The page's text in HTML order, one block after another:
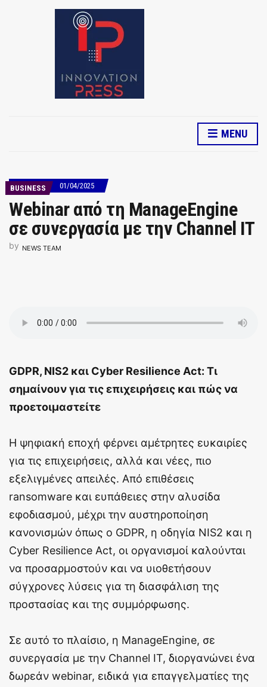
MENU
BUSINESS 01/04/2025
Webinar από τη ManageEngine
σε συνεργασία με την Channel IT
by NEWS TEAM
GDPR, NIS2 και Cyber Resilience Act: Τι
σημαίνουν για τις επιχειρήσεις και πώς να
προετοιμαστείτε
Η ψηφιακή εποχή φέρνει αμέτρητες ευκαιρίες
για τις επιχειρήσεις, αλλά και νέες, πιο
εξελιγμένες απειλές. Από επιθέσεις
ransomware και ευπάθειες στην αλυσίδα
εφοδιασμού, μέχρι την αυστηροποίηση
κανονισμών όπως ο GDPR, η οδηγία NIS2 και η
Cyber Resilience Act, οι οργανισμοί καλούνται
να προσαρμοστούν και να υιοθετήσουν
σύγχρονες λύσεις για τη διασφάλιση της
προστασίας και της συμμόρφωσης.
Σε αυτό το πλαίσιο, η ManageEngine, σε
συνεργασία με την Channel IT, διοργανώνει ένα
δωρεάν webinar, ειδικά για επαγγελματίες της